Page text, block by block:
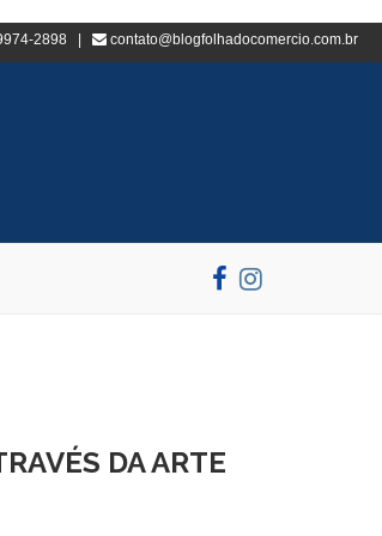
2898 | contato@blogfolhadocomercio.com.br
DA ARTE